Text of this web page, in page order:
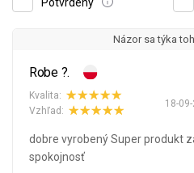
Potvrdený
Názor sa týka
Robe ?.
18-
Kvalita:
Vzhľad:
dobre vyrobený Super produkt
spokojnosť